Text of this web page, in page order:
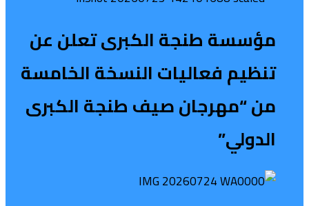
مؤسسة طنجة الكبرى تعلن عن
تنظيم فعاليات النسخة الخامسة
من “مهرجان صيف طنجة الكبرى
الدولي”